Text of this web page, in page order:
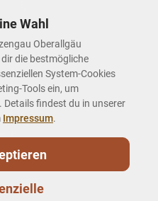
Oberallgäu
Wahl
Oberallgäu
die bestmögliche
System-Cookies
Tools ein, um
findest du in unserer
Impressum.